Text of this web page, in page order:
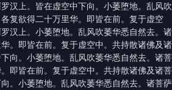
汉上。皆在虚空中下向。小萎堕地。乱风吹
复欲得二十万里华。即皆在前。复于虚空
汉上。小萎堕地。乱风吹萎华悉自然去。诸
。即皆在前。复于虚空中。共持散诸佛及诸
向。小萎堕地。乱风吹萎华悉自然去。诸菩
即皆在前。复于虚空中。共持散诸佛及诸菩
。小萎堕地。乱风吹萎华悉自然去。诸菩萨